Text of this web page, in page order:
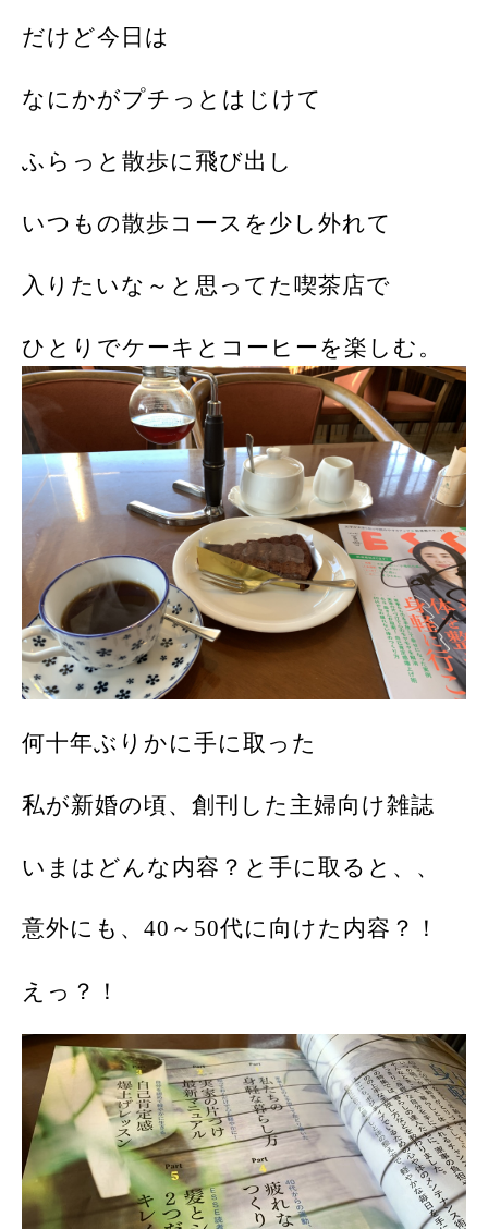
だけど今日は
なにかがプチっとはじけて
ふらっと散歩に飛び出し
いつもの散歩コースを少し外れて
入りたいな～と思ってた喫茶店で
ひとりでケーキとコーヒーを楽しむ。
何十年ぶりかに手に取った
私が新婚の頃、創刊した主婦向け雑誌
いまはどんな内容？と手に取ると、、
意外にも、 40 ～ 50代に向けた内容？！
えっ？！